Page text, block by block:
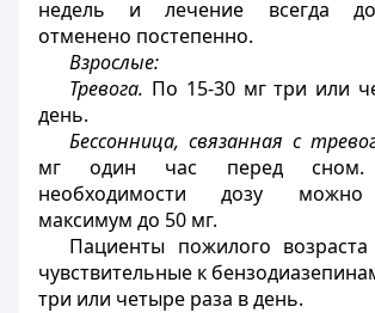
недель и лечение всегда
отменено постепенно.
Взрослые:
Тревога. По 15-30 мг три или
день.
Бессонница, связанная с
мг один час перед
необходимости дозу можно
максимум до 50 мг.
Пациенты пожилого
чувствительные к
три или четыре раза в день.